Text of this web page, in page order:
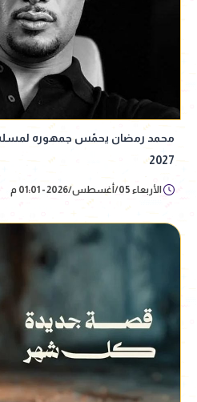
محمد رمضان يحمّس جمهوره
2027
الأربعاء 05/أغسطس/2026 - 01:01 م